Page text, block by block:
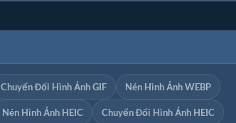
Chuyển Đổi Hình Ảnh GIF Nén Hình Ảnh WEBP
Nén Hình Ảnh HEIC Chuyển Đổi Hình Ảnh HEIC